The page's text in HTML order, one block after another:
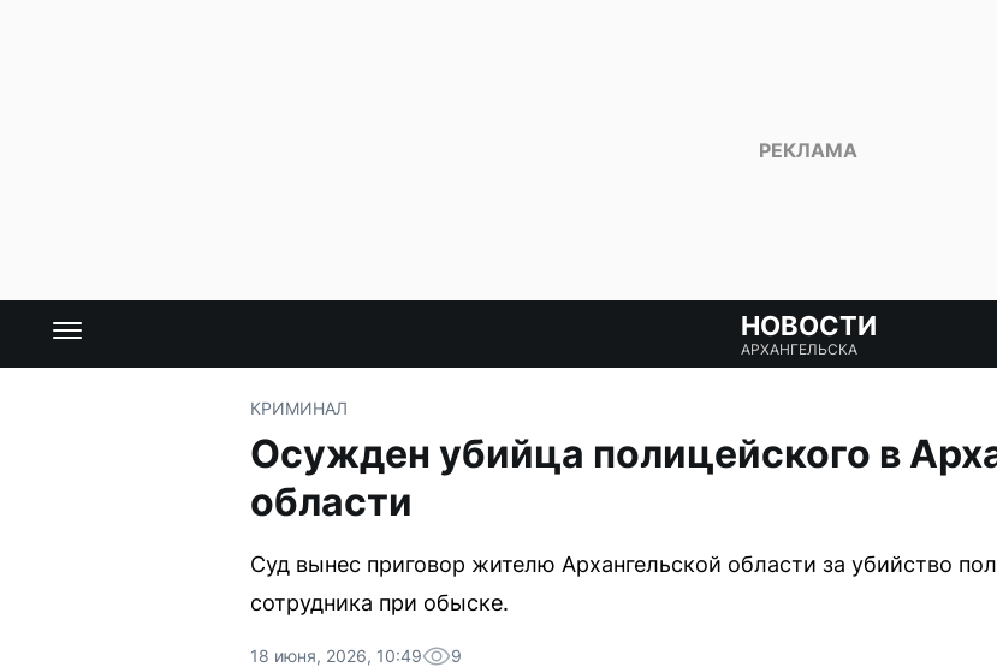
НОВОСТИ
АРХАНГЕЛЬСКА
КРИМИНАЛ
Осужден убийца полицейского в
области
Суд вынес приговор жителю Архангельской области за убийство
сотрудника при обыске.
18 июня, 2026, 10:49 9